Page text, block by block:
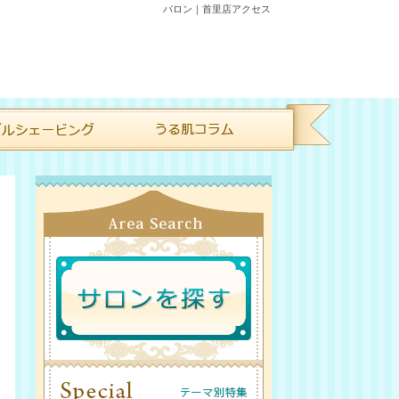
バロン｜首里店アクセス